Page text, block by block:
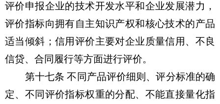
评价申报企业的技术开发水平和企业发展潜力，
评价指标向拥有自主知识产权和核心技术的产品
适当倾斜；信用评价主要对企业质量信用、不良
信贷、合同履行等方面进行评价。
第十七条 不同产品评价细则、评分标准的确
定、不同评价指标权重的分配、不能直接量化指